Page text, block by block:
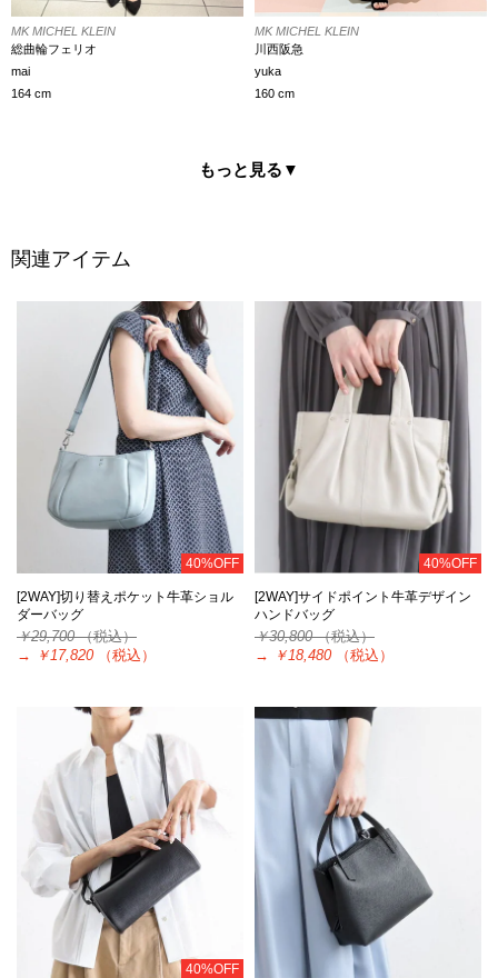
MK MICHEL KLEIN
総曲輪フェリオ
mai
164 cm
MK MICHEL KLEIN
川西阪急
yuka
160 cm
もっと見る ▼
関連アイテム
40%OFF
[2WAY]切り替えポケット牛革ショル
ダーバッグ
￥29,700（税込）
→
￥17,820 （税込）
40%OFF
[2WAY]サイドポイント牛革デザイン
ハンドバッグ
￥30,800（税込）
→
￥18,480 （税込）
40%OFF